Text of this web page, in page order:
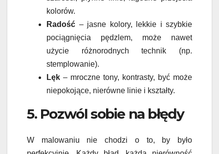
kolorów.
Radość – jasne kolory, lekkie i szybkie
pociągnięcia pędzlem, może nawet
użycie różnorodnych technik (np.
stemplowanie).
Lęk – mroczne tony, kontrasty, być może
niepokojące, nierówne linie i kształty.
5. Pozwól sobie na błędy
W malowaniu nie chodzi o to, by było